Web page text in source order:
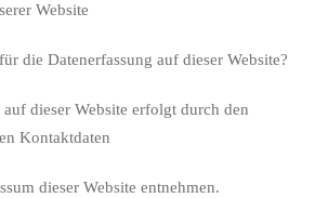
Website
die Datenerfassung auf dieser Website?
dieser Website erfolgt durch den
Kontaktdaten
dieser Website entnehmen.